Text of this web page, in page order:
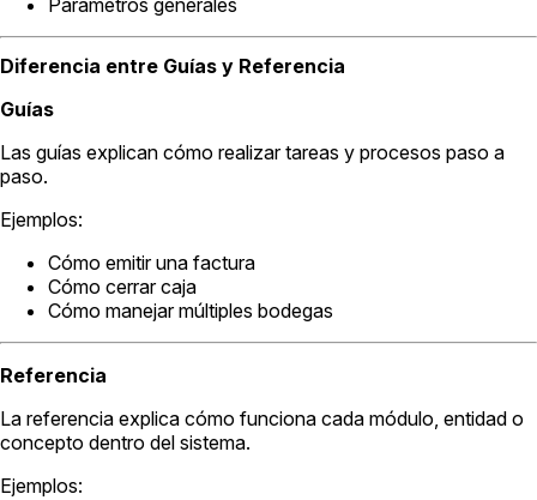
Parámetros generales
Diferencia entre Guías y Referencia
Guías
Las guías explican cómo realizar tareas y procesos paso a
paso.
Ejemplos:
Cómo emitir una factura
Cómo cerrar caja
Cómo manejar múltiples bodegas
Referencia
La referencia explica cómo funciona cada módulo, entidad o
concepto dentro del sistema.
Ejemplos: